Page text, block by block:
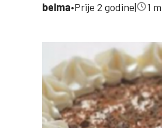
belma•Prije 2 godine| 1